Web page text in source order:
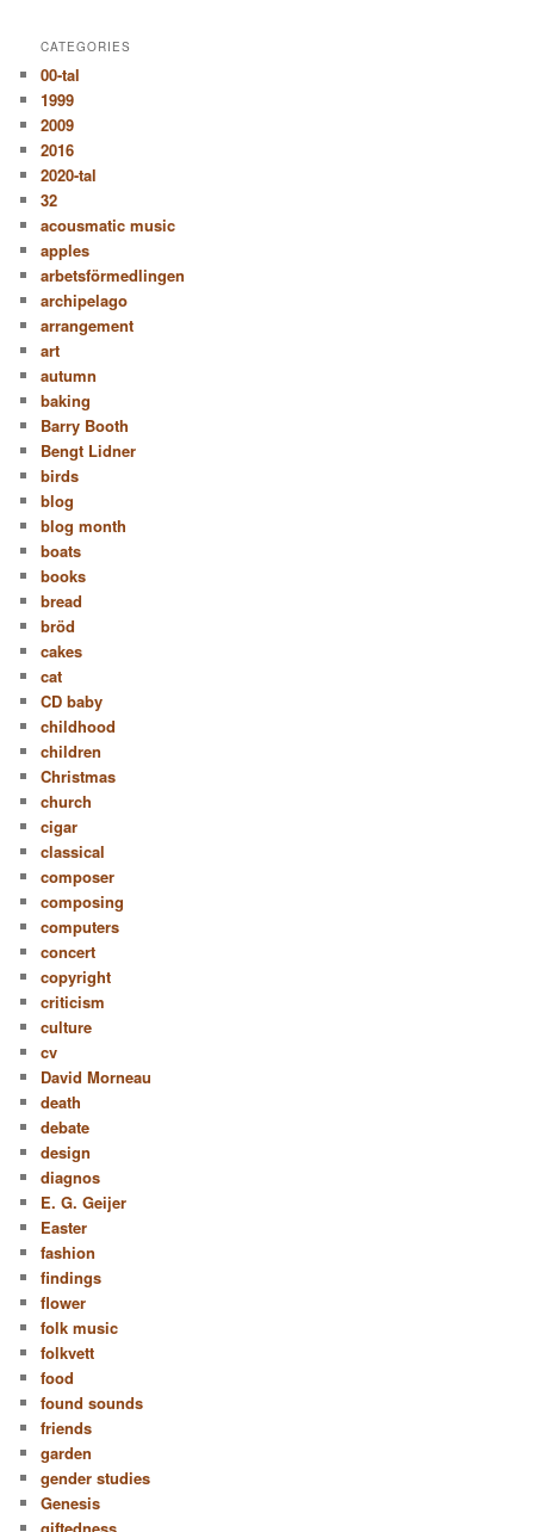
CATEGORIES
00-tal
1999
2009
2016
2020-tal
32
acousmatic music
apples
arbetsförmedlingen
archipelago
arrangement
art
autumn
baking
Barry Booth
Bengt Lidner
birds
blog
blog month
boats
books
bread
bröd
cakes
cat
CD baby
childhood
children
Christmas
church
cigar
classical
composer
composing
computers
concert
copyright
criticism
culture
cv
David Morneau
death
debate
design
diagnos
E. G. Geijer
Easter
fashion
findings
flower
folk music
folkvett
food
found sounds
friends
garden
gender studies
Genesis